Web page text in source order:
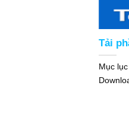
Tải
Mục